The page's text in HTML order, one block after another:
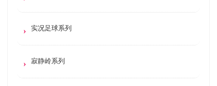
实况足球系列
寂静岭系列